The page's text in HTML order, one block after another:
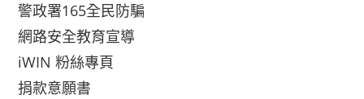
警政署165全民防騙
網路安全教育宣導
iWIN 粉絲專頁
捐款意願書